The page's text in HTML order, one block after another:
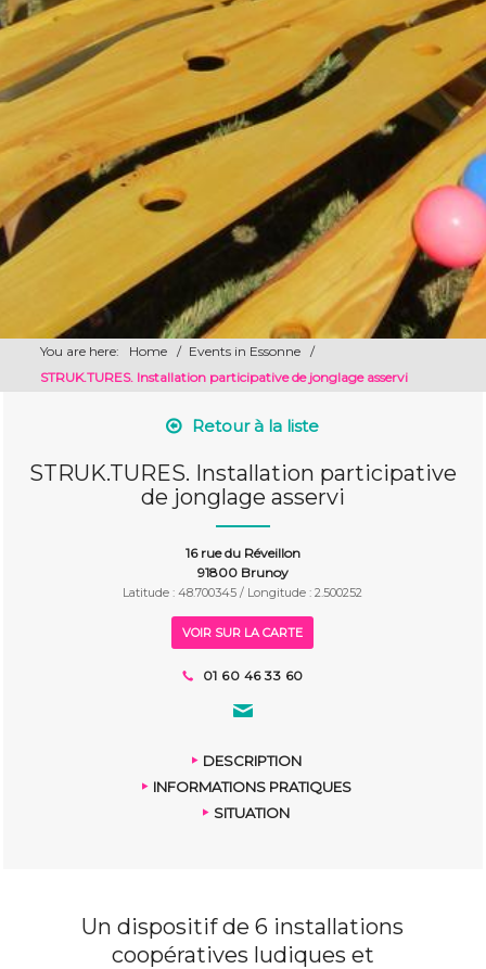
You are here: Home / Events in Essonne
/
STRUK.TURES. Installation participative de jonglage asservi
Retour à la liste
STRUK.TURES. Installation participative
de jonglage asservi
16 rue du Réveillon
91800 Brunoy
Latitude : 48.700345 / Longitude : 2.500252
VOIR SUR LA CARTE
01 60 46 33 60
DESCRIPTION
INFORMATIONS PRATIQUES
SITUATION
Un dispositif de 6 installations
coopératives ludiques et